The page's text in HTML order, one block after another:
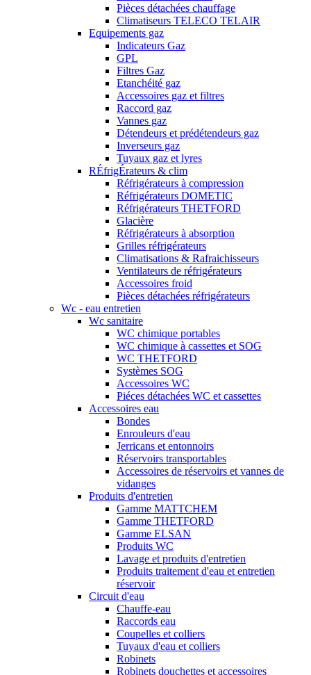
Pièces détachées chauffage
Climatiseurs TELECO TELAIR
Equipements gaz
Indicateurs Gaz
GPL
Filtres Gaz
Etanchéité gaz
Accessoires gaz et filtres
Raccord gaz
Vannes gaz
Détendeurs et prédétendeurs gaz
Inverseurs gaz
Tuyaux gaz et lyres
RÉfrigÉrateurs & clim
Réfrigérateurs à compression
Réfrigérateurs DOMETIC
Réfrigérateurs THETFORD
Glacière
Réfrigérateurs à absorption
Grilles réfrigérateurs
Climatisations & Rafraichisseurs
Ventilateurs de réfrigérateurs
Accessoires froid
Pièces détachées réfrigérateurs
Wc - eau entretien
Wc sanitaire
WC chimique portables
WC chimique à cassettes et SOG
WC THETFORD
Systèmes SOG
Accessoires WC
Piéces détachées WC et cassettes
Accessoires eau
Bondes
Enrouleurs d'eau
Jerricans et entonnoirs
Réservoirs transportables
Accessoires de réservoirs et vannes de
vidanges
Produits d'entretien
Gamme MATTCHEM
Gamme THETFORD
Gamme ELSAN
Produits WC
Lavage et produits d'entretien
Produits traitement d'eau et entretien
réservoir
Circuit d'eau
Chauffe-eau
Raccords eau
Coupelles et colliers
Tuyaux d'eau et colliers
Robinets
Robinets douchettes et accessoires